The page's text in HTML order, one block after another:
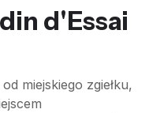
d'Essai
miejskiego zgiełku,